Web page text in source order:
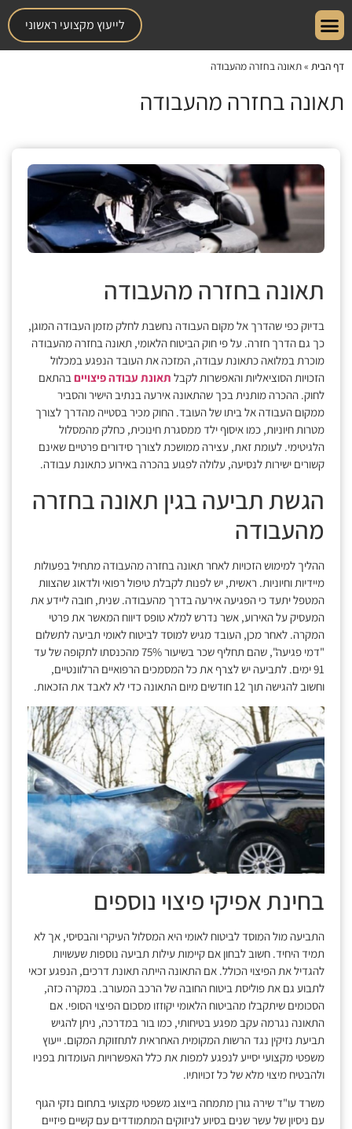
לייעוץ מקצועי ראשוני
דף הבית »תאונה בחזרה מהעבודה
תאונה בחזרה מהעבודה
תאונה בחזרה מהעבודה
בדיוק כפי שהדרך אל מקום העבודה נחשבת לחלק מזמן העבודה המוגן,
כך גם הדרך חזרה. על פי חוק הביטוח הלאומי, תאונה בחזרה מהעבודה
מוכרת במלואה כתאונת עבודה, המזכה את העובד הנפגע במכלול
הזכויות הסוציאליות והאפשרות לקבל תאונת עבודה פיצוייםבהתאם
לחוק. ההכרה מותנית בכך שהתאונה אירעה בנתיב הישיר והסביר
ממקום העבודה אל ביתו של העובד. החוק מכיר בסטייה מהדרך לצורך
מטרות חיוניות, כמו איסוף ילד ממסגרת חינוכית, כחלק מהמסלול
הלגיטימי. לעומת זאת, עצירה ממושכת לצורך סידורים פרטיים שאינם
קשורים ישירות לנסיעה, עלולה לפגוע בהכרה באירוע כתאונת עבודה.
הגשת תביעה בגין תאונה בחזרה
מהעבודה
ההליך למימוש הזכויות לאחר תאונה בחזרה מהעבודה מתחיל בפעולות
מיידיות וחיוניות. ראשית, יש לפנות לקבלת טיפול רפואי ולדאוג שהצוות
המטפל יתעד כי הפגיעה אירעה בדרך מהעבודה. שנית, חובה ליידע את
המעסיק על האירוע, אשר נדרש למלא טופס דיווח המאשר את פרטי
המקרה. לאחר מכן, העובד מגיש למוסד לביטוח לאומי תביעה לתשלום
"דמי פגיעה", שהם תחליף שכר בשיעור 75% מהכנסתו לתקופה של עד
91 ימים. לתביעה יש לצרף את כל המסמכים הרפואיים הרלוונטיים,
וחשוב להגישה תוך 12 חודשים מיום התאונה כדי לא לאבד את הזכאות.
בחינת אפיקי פיצוי נוספים
התביעה מול המוסד לביטוח לאומי היא המסלול העיקרי והבסיסי, אך לא
תמיד היחיד. חשוב לבחון אם קיימות עילות תביעה נוספות שעשויות
להגדיל את הפיצוי הכולל. אם התאונה הייתה תאונת דרכים, הנפגע זכאי
לתבוע גם את פוליסת ביטוח החובה של הרכב המעורב. במקרה כזה,
הסכומים שיתקבלו מהביטוח הלאומי יקוזזו מסכום הפיצוי הסופי. אם
התאונה נגרמה עקב מפגע בטיחותי, כמו בור במדרכה, ניתן להגיש
תביעת נזיקין נגד הרשות המקומית האחראית לתחזוקת המקום. ייעוץ
משפטי מקצועי יסייע לנפגע למפות את כלל האפשרויות העומדות בפניו
ולהבטיח מיצוי מלא של כל זכויותיו.
משרד עו"ד שירה גורן מתמחה בייצוג משפטי מקצועי בתחום נזקי הגוף
עם ניסיון של עשר שנים בסיוע לניזוקים המתמודדים עם קשיים פיזיים